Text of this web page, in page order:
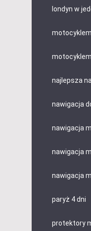
londyn w
najlepsza
nawigacja
nawigacja
nawigacja
nawigacja
paryż 4 dni
protektory